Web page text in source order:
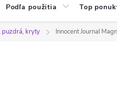
Podľa použitia Top
puzdrá, kryty Innocent Journal